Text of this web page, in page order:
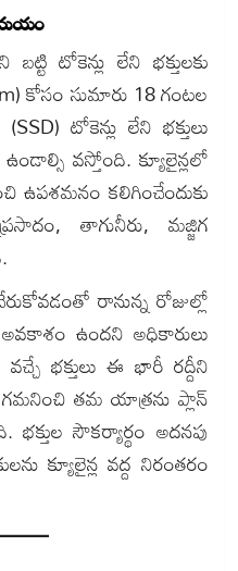
బట్టి టోకెన్లు లేని భక్తులకు
కోసం సుమారు 18 గంటల
టోకెన్లు లేని భక్తులు
వస్తోంది. క్యూలైన్లలో
ఉపశమనం కలిగించేందుకు
తాగునీరు, మజ్జిగ
రానున్న రోజుల్లో
ఉందని అధికారులు
భక్తులు ఈ భారీ రద్దీని
తమ యాత్రను ప్లాన్
సౌకర్యార్థం అదనపు
క్యూలైన్ల వద్ద నిరంతరం